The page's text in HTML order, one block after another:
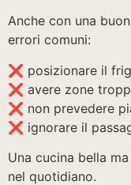
Anche con una
errori comuni:
❌ posizionare il
❌ avere zone
❌ non prevedere
❌ ignorare il
Una cucina bella
nel quotidiano.